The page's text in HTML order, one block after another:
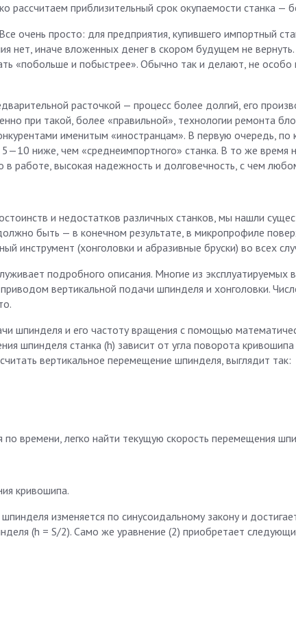
рассчитаем приблизительный срок окупаемости станка —
очень просто: для предприятия, купившего импортный
нет, иначе вложенных денег в скором будущем не
«побольше и побыстрее». Обычно так и делают, не особо
расточкой — процесс более долгий, его
при такой, более «правильной», технологии ремонта
именитым «иностранцам». В первую очередь, по
ниже, чем «среднеимпортного» станка. В то же время
работе, высокая надежность и долговечность, с чем
и недостатков различных станков, мы нашли
быть — в конечном результате, в микропрофиле
инструмент (хонголовки и абразивные бруски) во всех
подробного описания. Многие из эксплуатируемых
вертикальной подачи шпинделя и хонголовки.
шпинделя и его частоту вращения с помощью
шпинделя станка (h) зависит от угла поворота
вертикальное перемещение шпинделя, выглядит так:
времени, легко найти текущую скорость перемещения
кривошипа.
изменяется по синусоидальному закону и
(h = S/2). Само же уравнение (2) приобретает